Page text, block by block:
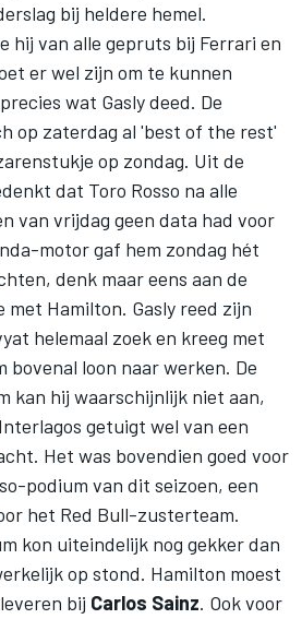
bij heldere hemel.
hij van alle gepruts bij Ferrari en
er wel zijn om te kunnen
wat Gaslydeed. De
op zaterdag al 'best of the rest'
op zondag. Uit de
dat Toro Rosso na alle
van vrijdag geen data had voor
motor gaf hem zondag hét
denk maar eens aan de
Hamilton. Gasly reed zijn
helemaal zoek en kreeg met
bovenal loon naar werken. De
kan hij waarschijnlijk niet aan,
getuigt wel van een
Het was bovendien goed voor
podium van dit seizoen, een
het Red Bull-zusterteam.
kon uiteindelijk nog gekker dan
op stond. Hamilton moest
bij Carlos Sainz. Ook voor